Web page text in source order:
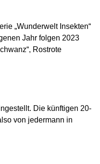
„Wunderwelt Insekten“
Jahr folgen 2023
Rostrote
Die künftigen 20-
von jedermann in